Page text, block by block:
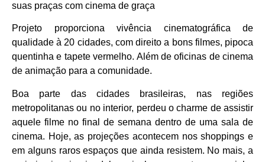
suas praças com cinema de graça
Projeto proporciona vivência cinematográfica de
qualidade à 20 cidades, com direito a bons filmes, pipoca
quentinha e tapete vermelho. Além de oficinas de cinema
de animação para a comunidade.
Boa parte das cidades brasileiras, nas regiões
metropolitanas ou no interior, perdeu o charme de assistir
aquele filme no final de semana dentro de uma sala de
cinema. Hoje, as projeções acontecem nos shoppings e
em alguns raros espaços que ainda resistem. No mais, a